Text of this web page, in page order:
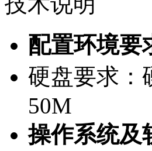
配置环境要
硬盘要求：
50M
操作系统及